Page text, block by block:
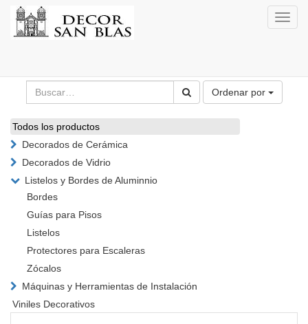
Ordenar por
Todos los productos
Decorados de Cerámica
Decorados de Vidrio
Listelos y Bordes de Aluminnio
Bordes
Guías para Pisos
Listelos
Protectores para Escaleras
Zócalos
Máquinas y Herramientas de Instalación
Viniles Decorativos